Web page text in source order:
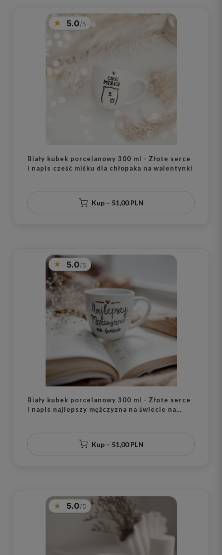
5.0
Biały kubek porcelanowy 300 ml - Złote serce
i napis cześć miśku dla chłopaka na walentynki
Kup – 51,00 PLN
5.0
Biały kubek porcelanowy 300 ml - Złote serce
i napis najlepszy mężczyzna na świecie na
Kup – 51,00 PLN
5.0